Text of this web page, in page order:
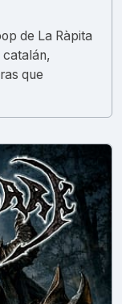
de La Ràpita
que